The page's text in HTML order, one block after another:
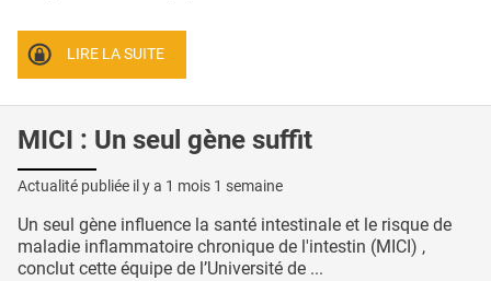
LIRE LA SUITE
MICI : Un seul gène suffit
Actualité publiée il y a 1 mois 1 semaine
Un seul gène influence la santé intestinale et le risque de
maladie inflammatoire chronique de l'intestin (MICI) ,
conclut cette équipe de l’Université de ...